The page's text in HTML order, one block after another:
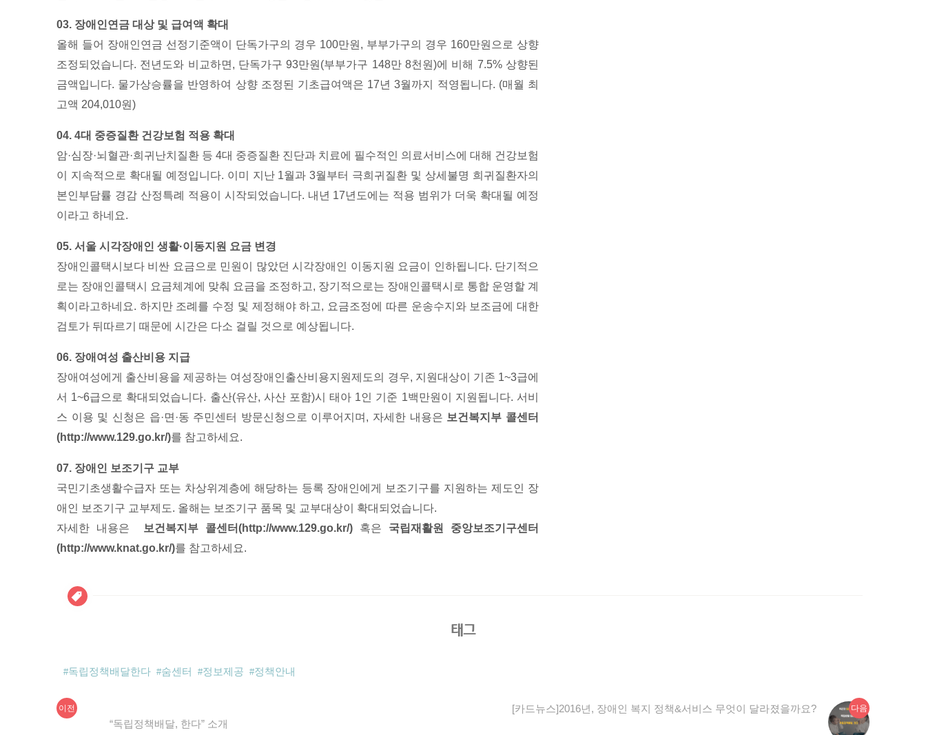
03. 장애인연금 대상 및 급여액 확대
올해 들어 장애인연금 선정기준액이 단독가구의 경우 100만원, 부부가구의 경우 160만원으로 상향
조정되었습니다. 전년도와 비교하면, 단독가구 93만원(부부가구 148만 8천원)에 비해 7.5% 상향된
금액입니다. 물가상승률을 반영하여 상향 조정된 기초급여액은 17년 3월까지 적영됩니다. (매월 최
고액 204,010원)
04. 4대 중증질환 건강보험 적용 확대
암·심장·뇌혈관·희귀난치질환 등 4대 중증질환 진단과 치료에 필수적인 의료서비스에 대해 건강보험
이 지속적으로 확대될 예정입니다. 이미 지난 1월과 3월부터 극희귀질환 및 상세불명 희귀질환자의
본인부담률 경감 산정특례 적용이 시작되었습니다. 내년 17년도에는 적용 범위가 더욱 확대될 예정
이라고 하네요.
05. 서울 시각장애인 생활·이동지원 요금 변경
장애인콜택시보다 비싼 요금으로 민원이 많았던 시각장애인 이동지원 요금이 인하됩니다. 단기적으
로는 장애인콜택시 요금체계에 맞춰 요금을 조정하고, 장기적으로는 장애인콜택시로 통합 운영할 계
획이라고하네요. 하지만 조례를 수정 및 제정해야 하고, 요금조정에 따른 운송수지와 보조금에 대한
검토가 뒤따르기 때문에 시간은 다소 걸릴 것으로 예상됩니다.
06. 장애여성 출산비용 지급
장애여성에게 출산비용을 제공하는 여성장애인출산비용지원제도의 경우, 지원대상이 기존 1~3급에
서 1~6급으로 확대되었습니다. 출산(유산, 사산 포함)시 태아 1인 기준 1백만원이 지원됩니다. 서비
스 이용 및 신청은 읍·면·동 주민센터 방문신청으로 이루어지며, 자세한 내용은 보건복지부 콜센터
(http://www.129.go.kr/)를 참고하세요.
07. 장애인 보조기구 교부
국민기초생활수급자 또는 차상위계층에 해당하는 등록 장애인에게 보조기구를 지원하는 제도인 장
애인 보조기구 교부제도. 올해는 보조기구 품목 및 교부대상이 확대되었습니다.
자세한 내용은
보건복지부 콜센터(http://www.129.go.kr/) 혹은 국립재활원 중앙보조기구센터
(http://www.knat.go.kr/)를 참고하세요.
태그
독립정책배달한다 숨센터 정보제공 정책안내
글
이전
이
“독립정책배달, 한다” 소개
다음 다
음
[카드뉴스]2016년, 장애인 복지 정책&서비스 무엇이 달라졌을까요?